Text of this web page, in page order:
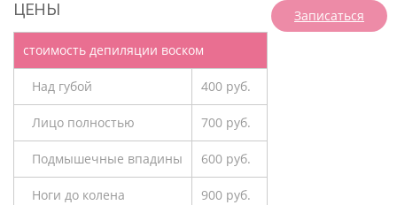
Записаться
ЦЕНЫ
стоимость депиляции воском
Над губой 400 руб.
Лицо полностью 700 руб.
Подмышечные впадины 600 руб.
Ноги до колена 900 руб.